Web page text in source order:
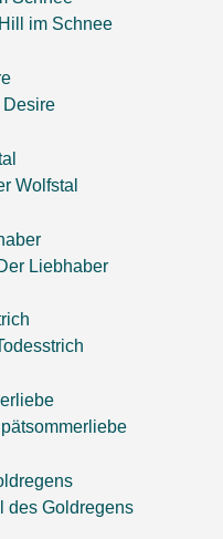
im Schnee
Desire
Wolfstal
Liebhaber
des Goldregens